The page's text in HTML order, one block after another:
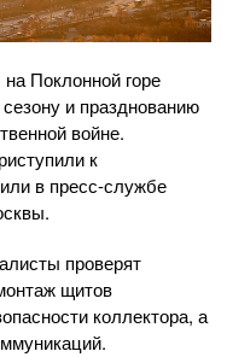
Поклонной горе
и празднованию
войне.
к
в пресс-службе
проверят
щитов
коллектора, а